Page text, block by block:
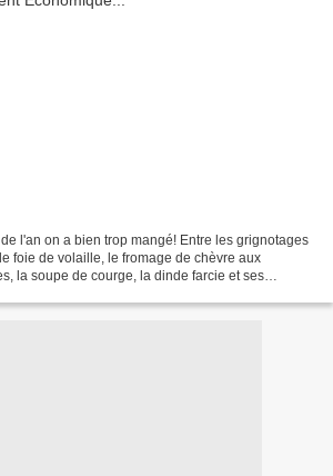
l'an on a bien trop mangé! Entre les grignotages
foie de volaille, le fromage de chèvre aux
la soupe de courge, la dinde farcie et ses